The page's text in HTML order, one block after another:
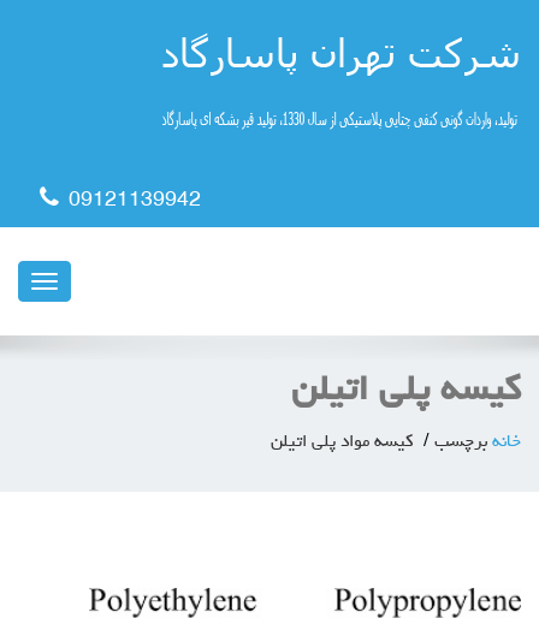
09121139942
ناوبری
کیسه پلی اتیلن
خانه برچسب کیسه مواد پلی اتیلن